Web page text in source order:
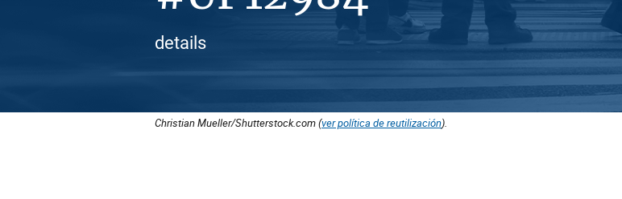
details
Christian Mueller/Shutterstock.com (ver política de reutilización).